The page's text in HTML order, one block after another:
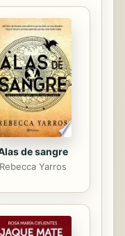
-
y
esencial y
-
de uso -
- Modelos
de sangre
Rebecca Yarros